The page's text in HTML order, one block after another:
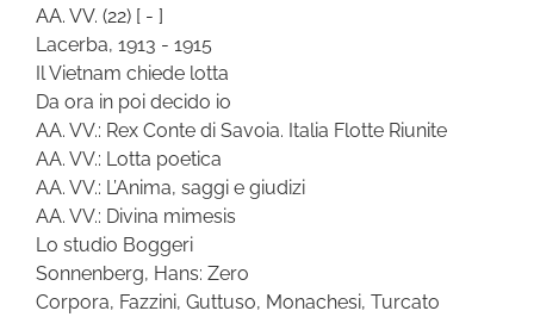
AA. VV. (22) [ - ]
Lacerba, 1913 - 1915
Il Vietnam chiede lotta
Da ora in poi decido io
AA. VV.: Rex Conte di Savoia. Italia Flotte Riunite
AA. VV.: Lotta poetica
AA. VV.: L’Anima, saggi e giudizi
AA. VV.: Divina mimesis
Lo studio Boggeri
Sonnenberg, Hans: Zero
Corpora, Fazzini, Guttuso, Monachesi, Turcato